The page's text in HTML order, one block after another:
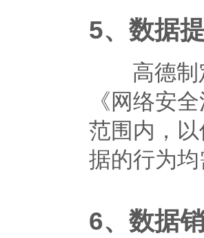
5、数据
高德制定
《网络安
范围内，
据的行为
6、数据